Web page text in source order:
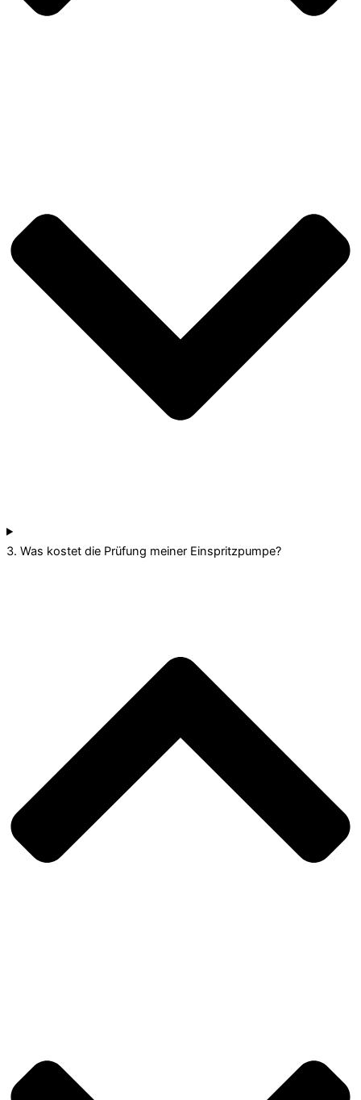
3. Was kostet die Prüfung meiner Einspritzpumpe?